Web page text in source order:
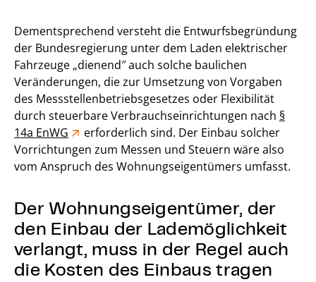
Dementsprechend versteht die Entwurfsbegründung
der Bundesregierung unter dem Laden elektrischer
Fahrzeuge „dienend″ auch solche baulichen
Veränderungen, die zur Umsetzung von Vorgaben
des Messstellenbetriebsgesetzes oder Flexibilität
durch steuerbare Verbrauchseinrichtungen nach §
14a EnWG
erforderlich sind. Der Einbau solcher
Vorrichtungen zum Messen und Steuern wäre also
vom Anspruch des Wohnungseigentümers umfasst.
Der Wohnungseigentümer, der
den Einbau der Lademöglichkeit
verlangt, muss in der Regel auch
die Kosten des Einbaus tragen